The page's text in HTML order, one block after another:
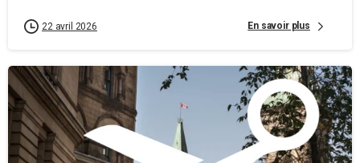
22 avril 2026 En savoir plus